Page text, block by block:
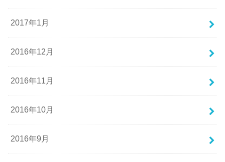
2017年1月
2016年12月
2016年11月
2016年10月
2016年9月